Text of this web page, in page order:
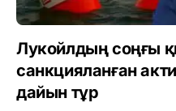
Лукойлдың соңғы
санкцияланған
дайын тұр